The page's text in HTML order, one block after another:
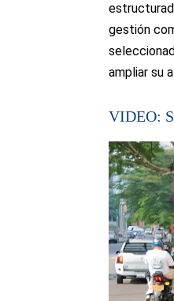
gestión
ampliar su
VIDEO: